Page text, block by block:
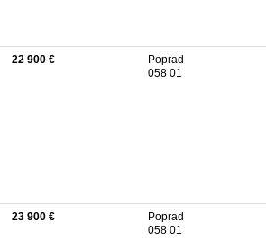
22 900 €
Poprad
058 01
23 900 €
Poprad
058 01